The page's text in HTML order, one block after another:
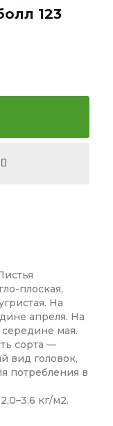
123
плоская,
На
апреля. На
мая.
сорта —
вид головок,
потребления в
кг/м2.